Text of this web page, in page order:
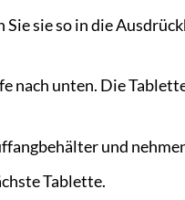
sie so in die
nach unten. Die
und
Tablette.